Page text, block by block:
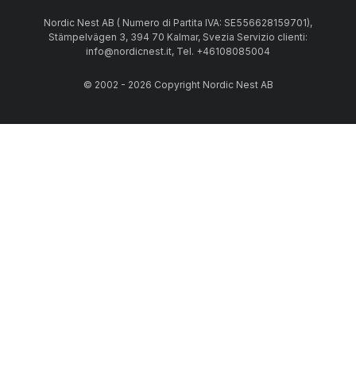
Nordic Nest AB ( Numero di Partita IVA: SE556628159701),
Stämpelvägen 3, 394 70 Kalmar, Svezia Servizio clienti:
info@nordicnest.it, Tel. +46108085004
© 2002 - 2026 Copyright Nordic Nest AB